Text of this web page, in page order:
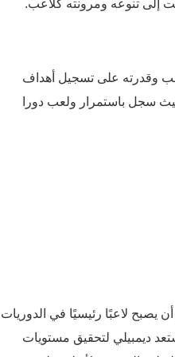
إلى تنوعه ومرونته كلاعب.
وقدرته على تسجيل أهداف
في موسم 2021-2022 لافتا بشكل خاص، حيث سجل باستمرار ولعب دورا
لاعبًا رئيسيًا في الدوريات
ديمبيلي لتحقيق مستويات